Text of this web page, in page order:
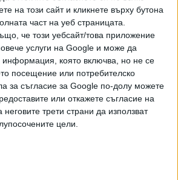
на този сайт и кликнете върху бутона
част на уеб страницата.
че този уебсайт/това приложение
услуги на Google и може да
която включва, но не се
посещение или потребителско
за съгласие за Google по-долу можете
или откажете съгласие на
неговите трети страни да използват
цели.
ни и в
независимата
в “Сега”,
дарение през
Световна купа , щафети